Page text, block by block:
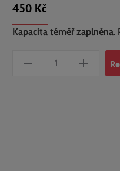
450 Kč
Kapacita téměř zaplněna.
hygienického